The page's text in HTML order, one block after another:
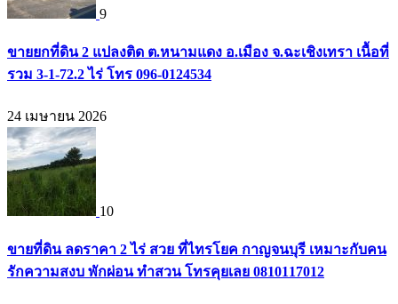
9
ขายยกที่ดิน 2 แปลงติด ต.หนามแดง อ.เมือง จ.ฉะเชิงเทรา เนื้อที่
รวม 3-1-72.2 ไร่ โทร 096-0124534
24 เมษายน 2026
10
ขายที่ดิน ลดราคา 2 ไร่ สวย ที่ไทรโยค กาญจนบุรี เหมาะกับคน
รักความสงบ พักผ่อน ทำสวน โทรคุยเลย 0810117012